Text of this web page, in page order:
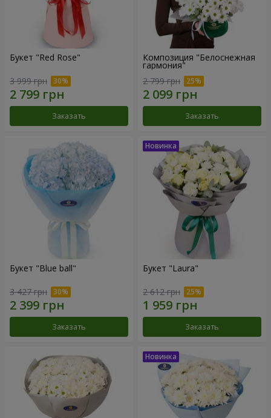
Букет "Red Rose"
3 999 грн
Заказать
Композиция "Белоснежная
гармония"
2 799 грн
Заказать
Букет "Blue ball"
3 427 грн
Заказать
Букет "Laura"
2 612 грн
Заказать